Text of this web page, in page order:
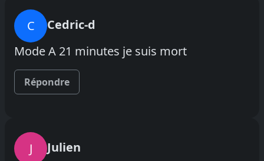
C
Cedric-d
Mode A 21 minutes je suis mort
Répondre
J
Julien